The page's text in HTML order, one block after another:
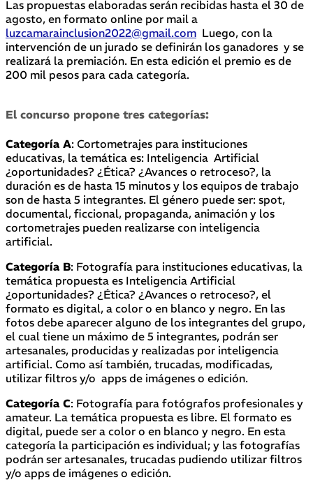
Las propuestas elaboradas serán recibidas hasta el 30 de
agosto, en formato online por mail a
luzcamarainclusion2022@gmail.com Luego, con la
intervención de un jurado se definirán los ganadores y se
realizará la premiación. En esta edición el premio es de
200 mil pesos para cada categoría.
El concurso propone tres categorías:
Categoría A: Cortometrajes para instituciones
educativas, la temática es: Inteligencia Artificial
¿oportunidades? ¿Ética? ¿Avances o retroceso?, la
duración es de hasta 15 minutos y los equipos de trabajo
son de hasta 5 integrantes. El género puede ser: spot,
documental, ficcional, propaganda, animación y los
cortometrajes pueden realizarse con inteligencia
artificial.
Categoría B: Fotografía para instituciones educativas, la
temática propuesta es Inteligencia Artificial
¿oportunidades? ¿Ética? ¿Avances o retroceso?, el
formato es digital, a color o en blanco y negro. En las
fotos debe aparecer alguno de los integrantes del grupo,
el cual tiene un máximo de 5 integrantes, podrán ser
artesanales, producidas y realizadas por inteligencia
artificial. Como así también, trucadas, modificadas,
utilizar filtros y/o apps de imágenes o edición.
Categoría C: Fotografía para fotógrafos profesionales y
amateur. La temática propuesta es libre. El formato es
digital, puede ser a color o en blanco y negro. En esta
categoría la participación es individual; y las fotografías
podrán ser artesanales, trucadas pudiendo utilizar filtros
y/o apps de imágenes o edición.